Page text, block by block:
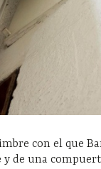
con el que
de una